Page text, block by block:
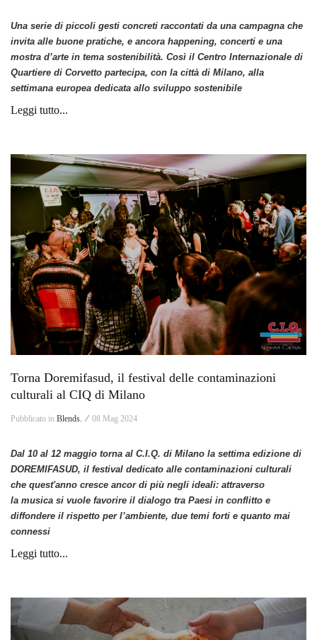
Una serie di piccoli gesti concreti raccontati da una campagna che
invita alle buone pratiche, e ancora happening, concerti e una
mostra d’arte in tema sostenibilità. Così il Centro Internazionale di
Quartiere di Corvetto partecipa, con la città di Milano, alla
settimana europea dedicata allo sviluppo sostenibile
Leggi tutto...
Torna Doremifasud, il festival delle contaminazioni
culturali al CIQ di Milano
Pubblicato in Blends. ⁄ 08 Mag 2024
Dal 10 al 12 maggio torna al C.I.Q. di Milano la settima edizione di
DOREMIFASUD, il festival dedicato alle contaminazioni culturali
che quest'anno cresce ancor di più negli ideali: attraverso
la musica si vuole favorire il dialogo tra Paesi in conflitto e
diffondere il rispetto per l’ambiente, due temi forti e quanto mai
connessi
Leggi tutto...